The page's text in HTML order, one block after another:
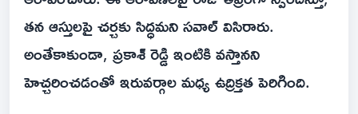
తన ఆస్తులపై చర్చకు సిద్ధమని సవాల్ విసిరారు.
అంతేకాకుండా, ప్రకాశ్ రెడ్డి ఇంటికి వస్తానని
హెచ్చరించడంతో ఇరువర్గాల మధ్య ఉద్రిక్తత పెరిగింది.